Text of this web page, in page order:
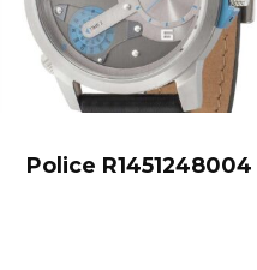
Police R1451248004